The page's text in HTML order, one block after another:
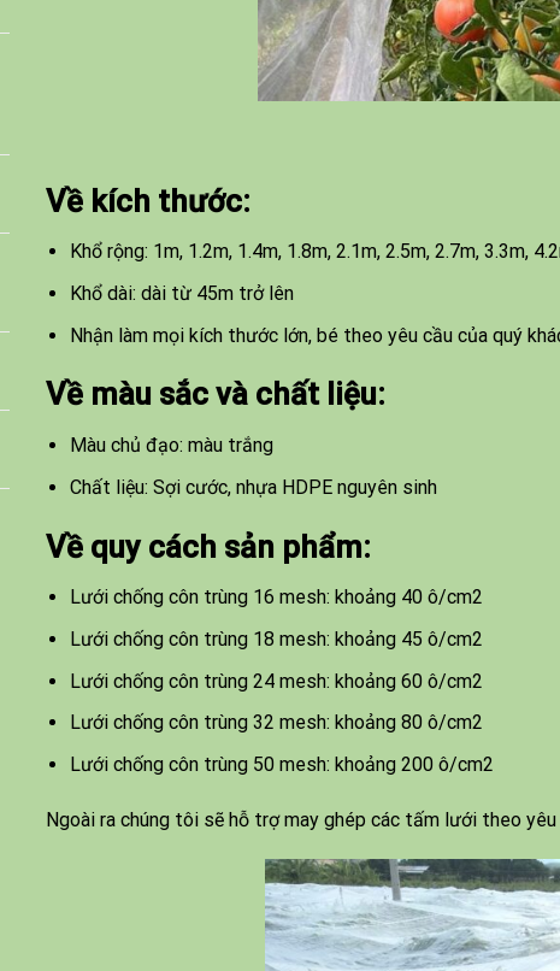
Về kích thước:
Khổ rộng: 1m, 1.2m, 1.4m, 1.8m, 2.1m, 2.5m, 2.7m, 3.3m,
Khổ dài: dài từ 45m trở lên
Nhận làm mọi kích thước lớn, bé theo yêu cầu của quý
Về màu sắc và chất liệu:
Màu chủ đạo: màu trắng
Chất liệu: Sợi cước, nhựa HDPE nguyên sinh
Về quy cách sản phẩm:
Lưới chống côn trùng 16 mesh: khoảng 40 ô/cm2
Lưới chống côn trùng 18 mesh: khoảng 45 ô/cm2
Lưới chống côn trùng 24 mesh: khoảng 60 ô/cm2
Lưới chống côn trùng 32 mesh: khoảng 80 ô/cm2
Lưới chống côn trùng 50 mesh: khoảng 200 ô/cm2
Ngoài ra chúng tôi sẽ hỗ trợ may ghép các tấm lưới theo yêu